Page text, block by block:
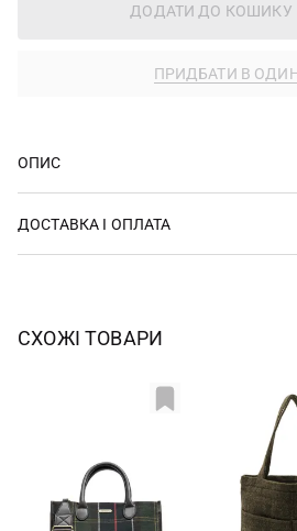
ДОДАТИ ДО КОШИКУ
ПРИДБАТИ В ОДИН
ОПИС
ДОСТАВКА І ОПЛАТА
СХОЖІ ТОВАРИ